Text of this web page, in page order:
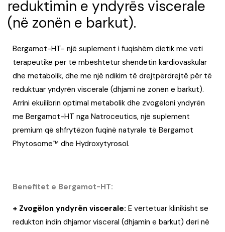
reduktimin e yndyrës viscerale
(në zonën e barkut).
Bergamot-HT- një suplement i fuqishëm dietik me veti
terapeutike për të mbështetur shëndetin kardiovaskular
dhe metabolik, dhe me një ndikim të drejtpërdrejtë për të
reduktuar yndyrën viscerale (dhjami në zonën e barkut).
Arrini ekuilibrin optimal metabolik dhe zvogëloni yndyrën
me Bergamot-HT nga Natroceutics, një suplement
premium që shfrytëzon fuqinë natyrale të Bergamot
Phytosome™️ dhe Hydroxytyrosol.
Benefitet e Bergamot-HT:
+ Zvogëlon yndyrën viscerale: E vërtetuar klinikisht se
redukton indin dhjamor visceral (dhjamin e barkut) deri në